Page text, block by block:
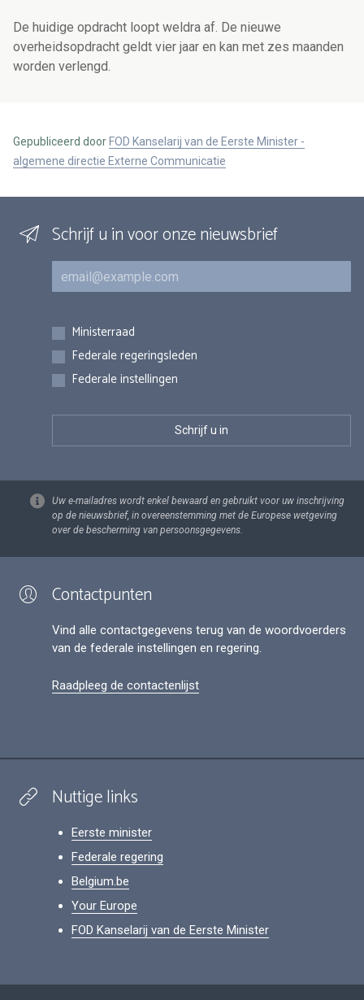
De huidige opdracht loopt weldra af. De nieuwe
overheidsopdracht geldt vier jaar en kan met zes maanden
worden verlengd.
Gepubliceerd door FOD Kanselarij van de Eerste Minister -
algemene directie Externe Communicatie
Schrijf u in voor onze nieuwsbrief
E-mail
Inschrijvingen
Ministerraad
Federale regeringsleden
Federale instellingen
Uw e-mailadres wordt enkel bewaard en gebruikt voor uw inschrijving
op de nieuwsbrief, in overeenstemming met de Europese wetgeving
over de bescherming van persoonsgegevens.
Contactpunten
Vind alle contactgegevens terug van de woordvoerders
van de federale instellingen en regering.
Raadpleeg de contactenlijst
Nuttige links
Eerste minister
Federale regering
Belgium.be
Your Europe
FOD Kanselarij van de Eerste Minister